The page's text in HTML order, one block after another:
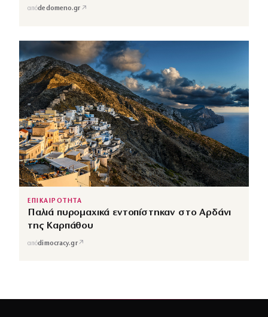
απόdedomeno.gr ↗
ΕΠΙΚΑΙΡΟΤΗΤΑ
Παλιά πυρομαχικά εντοπίστηκαν στο Αρδάνι
της Καρπάθου
απόdimocracy.gr↗